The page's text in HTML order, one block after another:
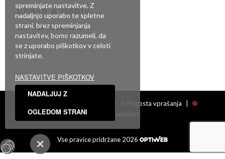
Leave a Reply
Want to join the discussion?
Feel free to contribute!
Za objavo komentarja se morate
Pogosta vprašanja
Politika zasebnosti
Vse pravice pridržane 2026
spreminjate nastavitve. Z
nadaljnjo uporabo te spletne
strani, brez spreminjanja
nastavitev, bomo razumeli, da
se z uporabo piškotkov v celoti
strinjate.
NASTAVITVE PIŠKOTKOV
NADALJUJ Z
OGLEDOM STRANI